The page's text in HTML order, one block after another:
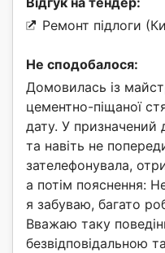
Ремонт підлоги
Не сподобалося:
Домовилась із
цементно-піщаної
дату. У призначений
та навіть не
зателефонувала,
а потім пояснення:
я забуваю, багато
Вважаю таку
безвідповідальною